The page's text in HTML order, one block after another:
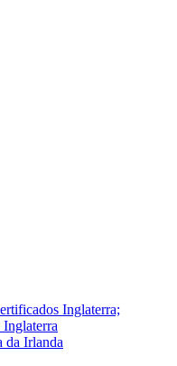
Inglaterra;
da Irlanda